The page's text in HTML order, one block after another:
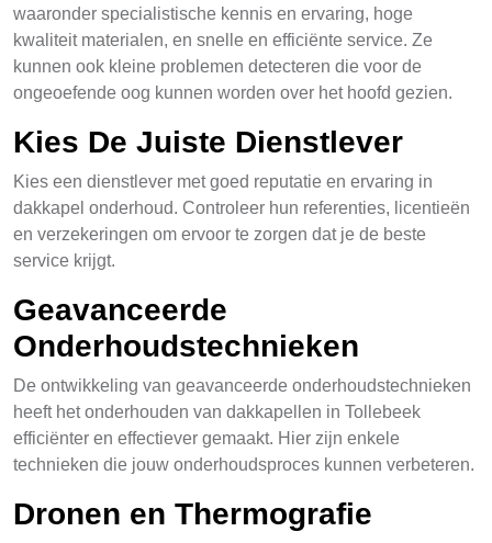
waaronder specialistische kennis en ervaring, hoge
kwaliteit materialen, en snelle en efficiënte service. Ze
kunnen ook kleine problemen detecteren die voor de
ongeoefende oog kunnen worden over het hoofd gezien.
Kies De Juiste Dienstlever
Kies een dienstlever met goed reputatie en ervaring in
dakkapel onderhoud. Controleer hun referenties, licentieën
en verzekeringen om ervoor te zorgen dat je de beste
service krijgt.
Geavanceerde
Onderhoudstechnieken
De ontwikkeling van geavanceerde onderhoudstechnieken
heeft het onderhouden van dakkapellen in Tollebeek
efficiënter en effectiever gemaakt. Hier zijn enkele
technieken die jouw onderhoudsproces kunnen verbeteren.
Dronen en Thermografie